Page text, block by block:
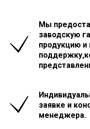
Мы
заводскую
продукцию
заявке и
менеджера.